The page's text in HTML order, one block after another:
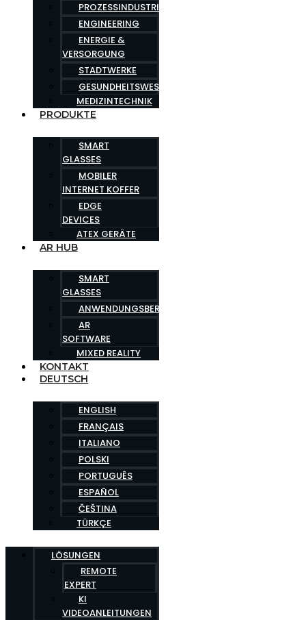
PROZESSINDUSTRIE
ENGINEERING
ENERGIE &
VERSORGUNG
STADTWERKE
GESUNDHEITSWESEN
MEDIZINTECHNIK
PRODUKTE
SMART
GLASSES
MOBILER
INTERNET KOFFER
EDGE
DEVICES
ATEX GERÄTE
AR HUB
SMART
GLASSES
ANWENDUNGSBEREICHE
AR
SOFTWARE
MIXED REALITY
KONTAKT
DEUTSCH
ENGLISH
FRANÇAIS
ITALIANO
POLSKI
PORTUGUÊS
ESPAÑOL
ČEŠTINA
TÜRKÇE
LÖSUNGEN
REMOTE
EXPERT
KI
VIDEOANLEITUNGEN